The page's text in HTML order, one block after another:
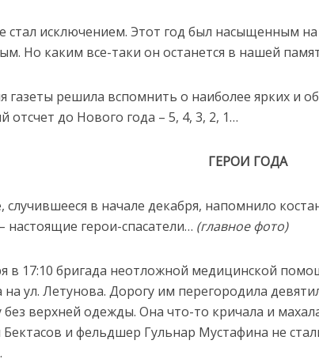
стал исключением. Этот год был насыщенным
Но каким все-таки он останется в нашей
газеты решила вспомнить о наиболее ярких и
отсчет до Нового года – 5, 4, 3, 2, 1…
ГЕРОИ ГОДА
случившееся в начале декабря, напомнило
настоящие герои-спасатели… (главное фото)
в 17:10 бригада неотложной медицинской
на ул. Летунова. Дорогу им перегородила
без верхней одежды. Она что-то кричала и
и фельдшер Гульнар Мустафина не